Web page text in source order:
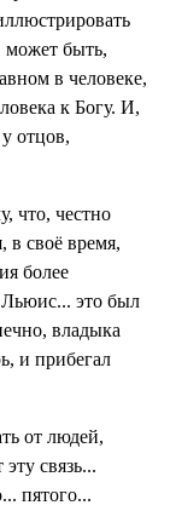
может быть,
в человеке,
к Богу. И,
отцов,
что, честно
в своё время,
более
это был
владыка
и прибегал
от людей,
связь...
пятого...